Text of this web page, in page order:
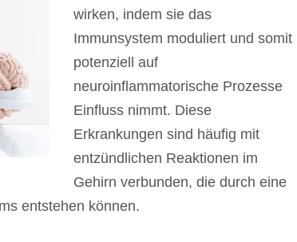
wirken, indem sie das
Immunsystem moduliert und somit
potenziell auf
neuroinflammatorische Prozesse
Einfluss nimmt. Diese
Erkrankungen sind häufig mit
entzündlichen Reaktionen im
Gehirn verbunden, die durch eine
entstehen können.